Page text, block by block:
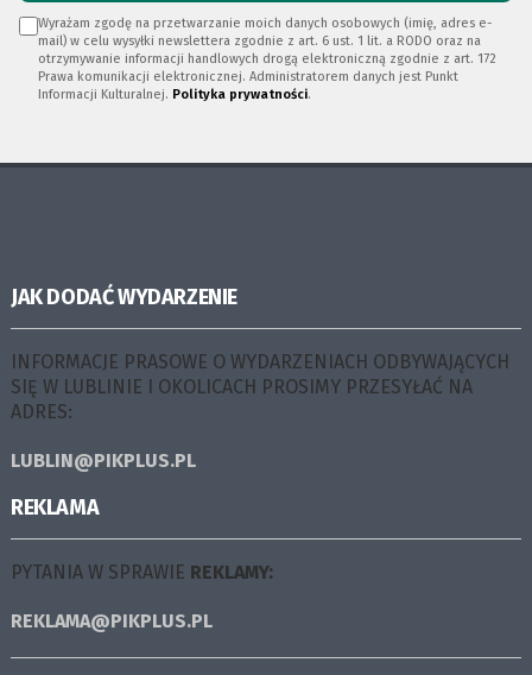
Wyrażam zgodę na przetwarzanie moich danych osobowych (imię, adres e-
mail) w celu wysyłki newslettera zgodnie z art. 6 ust. 1 lit. a RODO oraz na
otrzymywanie informacji handlowych drogą elektroniczną zgodnie z art. 172
Prawa komunikacji elektronicznej. Administratorem danych jest Punkt
Informacji Kulturalnej. Polityka prywatności.
JAK DODAĆ WYDARZENIE
INFORMACJE PRASOWE O WYDARZENIACH ODBYWAJĄCYCH
SIĘ W LUBLINIE I OKOLICACH PROSIMY PRZESYŁAĆ NA
ADRES:
LUBLIN@PIKPLUS.PL
REKLAMA
PYTANIA W SPRAWIE REKLAMY:
REKLAMA@PIKPLUS.PL